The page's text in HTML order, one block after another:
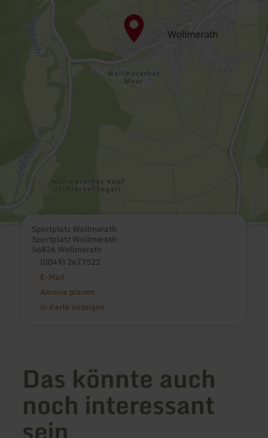
Sportplatz Wollmerath
Sportplatz Wollmerath
56826 Wollmerath
(0049) 2677522
E-Mail
Anreise planen
in Karte anzeigen
Das könnte auch
noch interessant